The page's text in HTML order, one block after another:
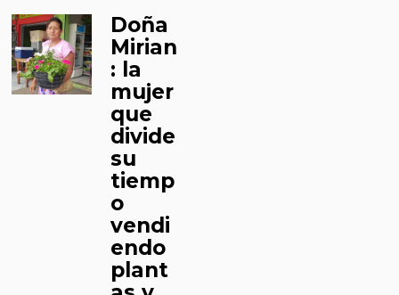
Doña
Mirian
: la
mujer
que
divide
su
tiemp
o
vendi
endo
plant